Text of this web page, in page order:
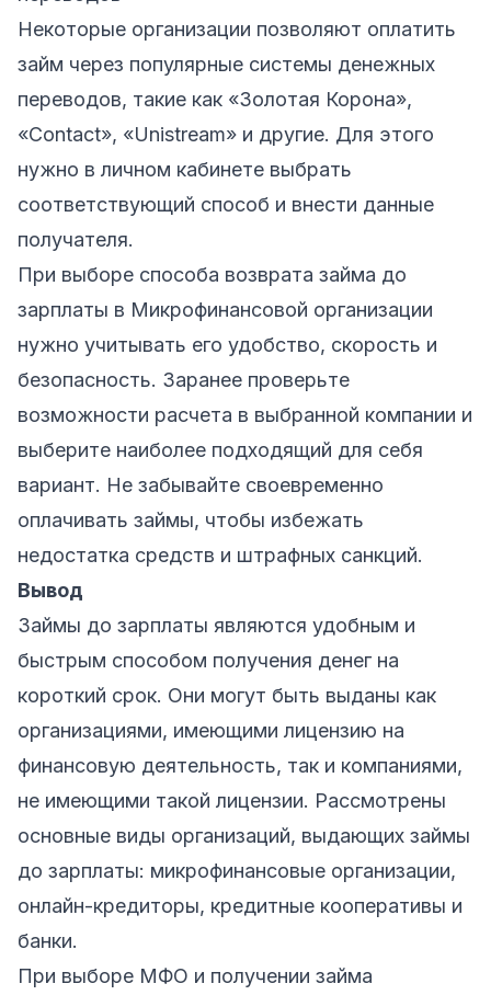
Некоторые организации позволяют оплатить
займ через популярные системы денежных
переводов, такие как «Золотая Корона»,
«Contact», «Unistream» и другие. Для этого
нужно в личном кабинете выбрать
соответствующий способ и внести данные
получателя.
При выборе способа возврата займа до
зарплаты в Микрофинансовой организации
нужно учитывать его удобство, скорость и
безопасность. Заранее проверьте
возможности расчета в выбранной компании и
выберите наиболее подходящий для себя
вариант. Не забывайте своевременно
оплачивать займы, чтобы избежать
недостатка средств и штрафных санкций.
Вывод
Займы до зарплаты являются удобным и
быстрым способом получения денег на
короткий срок. Они могут быть выданы как
организациями, имеющими лицензию на
финансовую деятельность, так и компаниями,
не имеющими такой лицензии. Рассмотрены
основные виды организаций, выдающих займы
до зарплаты: микрофинансовые организации,
онлайн-кредиторы, кредитные кооперативы и
банки.
При выборе МФО и получении займа